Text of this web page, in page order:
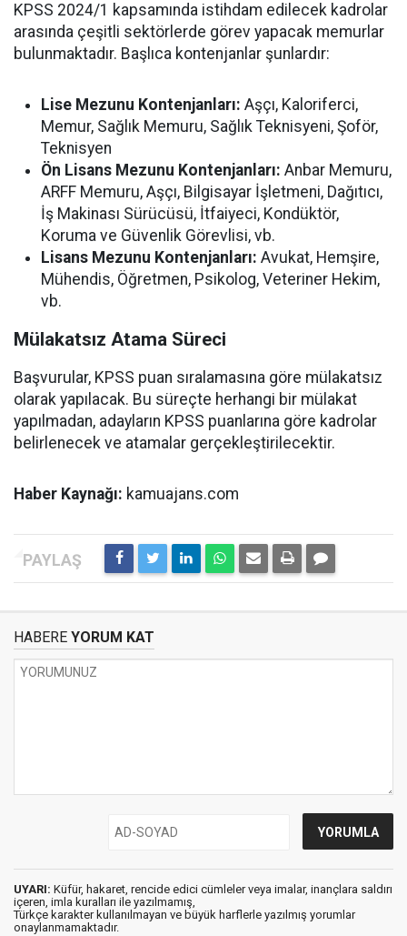
KPSS 2024/1 kapsamında istihdam edilecek kadrolar
arasında çeşitli sektörlerde görev yapacak memurlar
bulunmaktadır. Başlıca kontenjanlar şunlardır:
Lise Mezunu Kontenjanları: Aşçı, Kaloriferci,
Memur, Sağlık Memuru, Sağlık Teknisyeni, Şoför,
Teknisyen
Ön Lisans Mezunu Kontenjanları: Anbar Memuru,
ARFF Memuru, Aşçı, Bilgisayar İşletmeni, Dağıtıcı,
İş Makinası Sürücüsü, İtfaiyeci, Kondüktör,
Koruma ve Güvenlik Görevlisi, vb.
Lisans Mezunu Kontenjanları: Avukat, Hemşire,
Mühendis, Öğretmen, Psikolog, Veteriner Hekim,
vb.
Mülakatsız Atama Süreci
Başvurular, KPSS puan sıralamasına göre mülakatsız
olarak yapılacak. Bu süreçte herhangi bir mülakat
yapılmadan, adayların KPSS puanlarına göre kadrolar
belirlenecek ve atamalar gerçekleştirilecektir.
Haber Kaynağı: kamuajans.com
HABERE YORUM KAT
UYARI: Küfür, hakaret, rencide edici cümleler veya imalar, inançlara saldırı
içeren, imla kuralları ile yazılmamış,
Türkçe karakter kullanılmayan ve büyük harflerle yazılmış yorumlar
onaylanmamaktadır.